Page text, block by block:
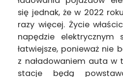
się jednak, że w 2022
razy więcej. Życie
napędzie elektrycznym
łatwiejsze, ponieważ nie
z naładowaniem auta w
stacje będą